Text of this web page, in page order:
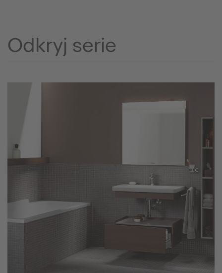
Odkryj serie